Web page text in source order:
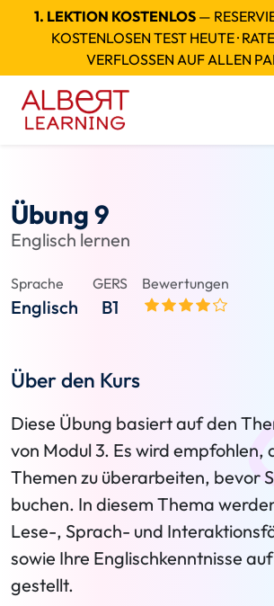
1. LEKTION KOSTENLOS—
KOSTENLOSEN TEST HEUTE ·
VERFLOSSEN AUF ALLEN
Übung 9
Englisch lernen
Sprache
Englisch
GERS
B1
Bewertungen
Über den Kurs
Diese Übung basiert auf den
von Modul 3. Es wird empfohlen,
Themen zu überarbeiten, bevor
buchen. In diesem Thema
Lese-, Sprach- und
sowie Ihre Englischkenntnisse
gestellt.